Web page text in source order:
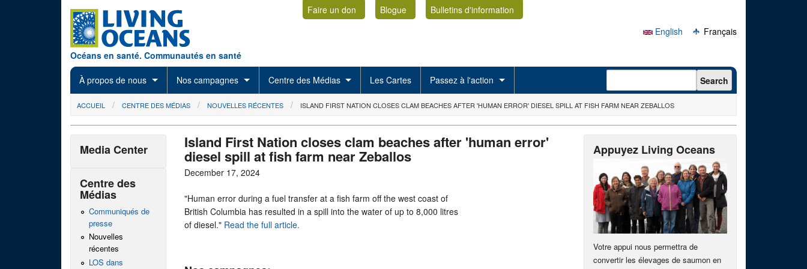
Océans en santé. Communautés en santé
Faire un don Blogue
Bulletins d'information
English
Français
À propos de nous Nos campagnes Centre des Médias Les Cartes Passez à l'action Search form Search
You are here
ACCUEIL CENTRE DES MÉDIAS NOUVELLES RÉCENTES ISLAND FIRST NATION CLOSES CLAM BEACHES AFTER 'HUMAN ERROR' DIESEL SPILL AT FISH FARM NEAR ZEBALLOS
Island First Nation closes clam beaches after 'human error'
diesel spill at fish farm near Zeballos
December 17, 2024
"Human error during a fuel transfer at a fish farm off the west coast of
British Columbia has resulted in a spill into the water of up to 8,000 litres
of diesel." Read the full article.
Media Center
Centre des
Médias
Communiqués de
presse
Nouvelles
récentes
LOS dans
Appuyez Living Oceans
Votre appui nous permettra de
convertir les élevages de saumon en